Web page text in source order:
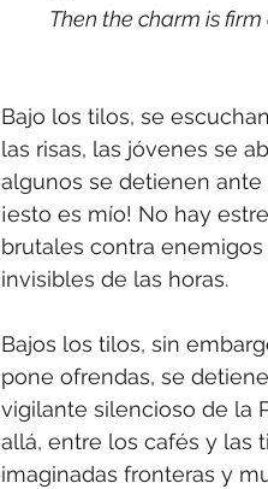
Then the charm is
Bajo los tilos, se
las risas, las jóvenes se
algunos se detienen
¡esto es mío! No hay
brutales contra
invisibles de las horas.
Bajos los tilos, sin
pone ofrendas, se
vigilante silencioso de la
allá, entre los cafés y las
imaginadas fronteras y